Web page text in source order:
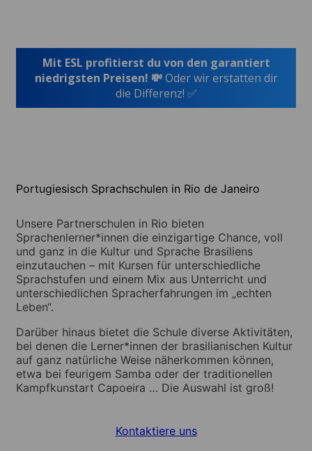
Mit ESL profitierst du von den garantiert
niedrigsten Preisen! 💸Oder wir erstatten dir
die Differenz! ✅
Portugiesisch Sprachschulen in Rio de Janeiro
Unsere Partnerschulen in Rio bieten
Sprachenlerner*innen die einzigartige Chance, voll
und ganz in die Kultur und Sprache Brasiliens
einzutauchen – mit Kursen für unterschiedliche
Sprachstufen und einem Mix aus Unterricht und
unterschiedlichen Spracherfahrungen im „echten
Leben“.
Darüber hinaus bietet die Schule diverse Aktivitäten,
bei denen die Lerner*innen der brasilianischen Kultur
auf ganz natürliche Weise näherkommen können,
etwa bei feurigem Samba oder der traditionellen
Kampfkunstart Capoeira … Die Auswahl ist groß!
Kontaktiere uns